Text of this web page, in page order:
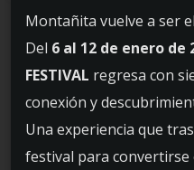
Montañita vuelve a ser
Del 6 al 12 de enero de
FESTIVAL regresa con
conexión y
Una experiencia que
festival para convertirse